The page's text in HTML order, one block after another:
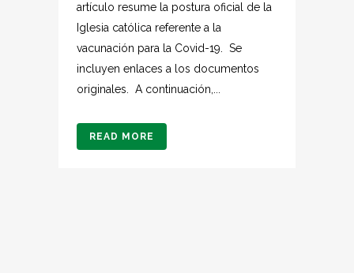
artículo resume la postura oficial de la
Iglesia católica referente a la
vacunación para la Covid-19. Se
incluyen enlaces a los documentos
originales. A continuación,...
READ MORE